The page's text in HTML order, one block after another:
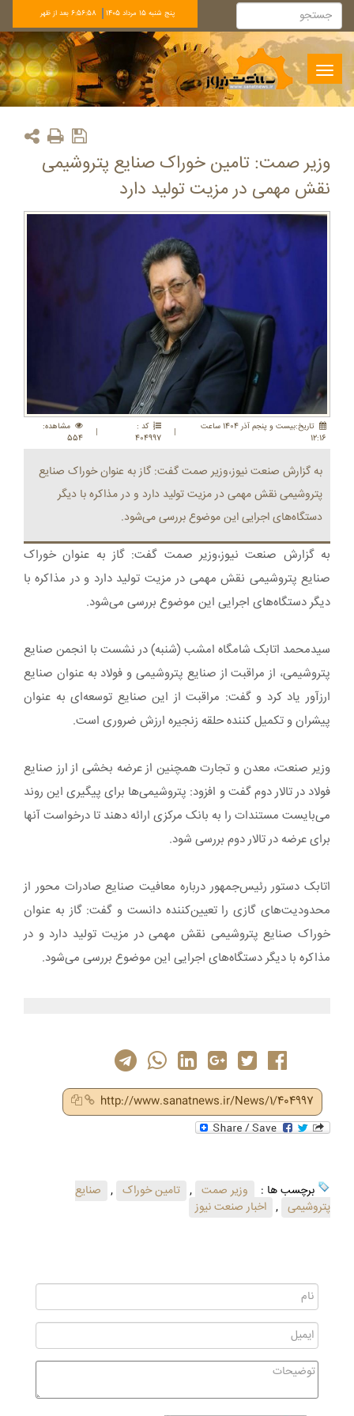
پنج شنبه 15 مرداد 1405 6:56:58 بعد از ظهر
Toggle
navigation
وزیر صمت: تامین خوراک صنایع پتروشیمی
نقش مهمی در مزیت تولید دارد
تاريخ:بيست و پنجم آذر 1404 ساعت
12:16
|
کد :
404997
|
مشاهده:
554
به گزارش صنعت نیوز،وزیر صمت گفت: گاز به عنوان خوراک صنایع
پتروشیمی نقش مهمی در مزیت تولید دارد و در مذاکره با دیگر
دستگاه‌های اجرایی این موضوع بررسی می‌شود.
به گزارش صنعت نیوز،وزیر صمت گفت: گاز به عنوان خوراک
صنایع پتروشیمی نقش مهمی در مزیت تولید دارد و در مذاکره با
دیگر دستگاه‌های اجرایی این موضوع بررسی می‌شود.
سیدمحمد اتابک شامگاه امشب (شنبه) در نشست با انجمن صنایع
پتروشیمی، از مراقبت از صنایع پتروشیمی و فولاد به عنوان صنایع
ارزآور یاد کرد و گفت: مراقبت از این صنایع توسعه‌ای به عنوان
پیشران و تکمیل کننده حلقه زنجیره ارزش ضروری است.
وزیر صنعت، معدن و تجارت همچنین از عرضه بخشی از ارز صنایع
فولاد در تالار دوم گفت و افزود: پتروشیمی‌ها برای پیگیری این روند
می‌بایست مستندات را به بانک مرکزی ارائه دهند تا درخواست آنها
برای عرضه در تالار دوم بررسی شود.
اتابک دستور رئیس‌جمهور درباره معافیت صنایع صادرات محور از
محدودیت‌های گازی را تعیین‌کننده دانست و گفت: گاز به عنوان
خوراک صنایع پتروشیمی نقش مهمی در مزیت تولید دارد و در
مذاکره با دیگر دستگاه‌های اجرایی این موضوع بررسی می‌شود.
http://www.sanatnews.ir/News/1/404997
برچسب ها : وزیر صمت , تامین خوراک , صنایع
پتروشیمی , اخبار صنعت نیوز